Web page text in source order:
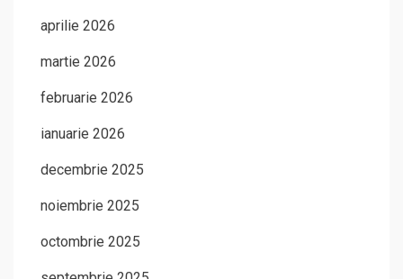
aprilie 2026
martie 2026
februarie 2026
ianuarie 2026
decembrie 2025
noiembrie 2025
octombrie 2025